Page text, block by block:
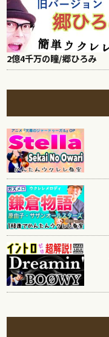
2億4千万の瞳/郷ひろみ